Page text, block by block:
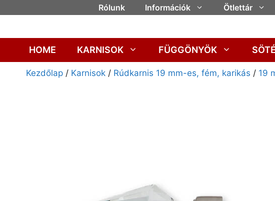
Rólunk Információk Ötlettár
HOME KARNISOK FÜGGÖNYÖK
Kezdőlap / Karnisok / Rúdkarnis 19 mm-es, fém, karikás / 19